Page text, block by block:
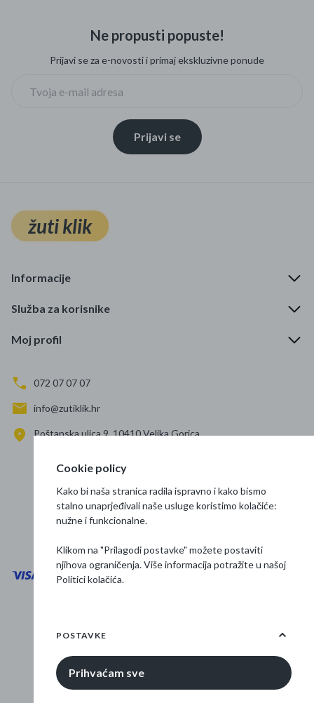
Ne propusti popuste!
Prijavi se za e-novosti i primaj ekskluzivne ponude
Prijavi se
žuti klik
Informacije
Služba za korisnike
Moj profil
072 07 07 07
info@zutiklik.hr
Poštanska ulica 9, 10410 Velika Gorica
Prati nas
Osnovne informacije
© 2026 Žuti klik
Cookie policy
Kako bi naša stranica radila ispravno i kako bismo
stalno unaprjeđivali naše usluge koristimo kolačiće:
nužne i funkcionalne.
Klikom na "Prilagodi postavke" možete postaviti
njihova ograničenja. Više informacija potražite u našoj
Politici kolačića.
POSTAVKE
Prihvaćam sve